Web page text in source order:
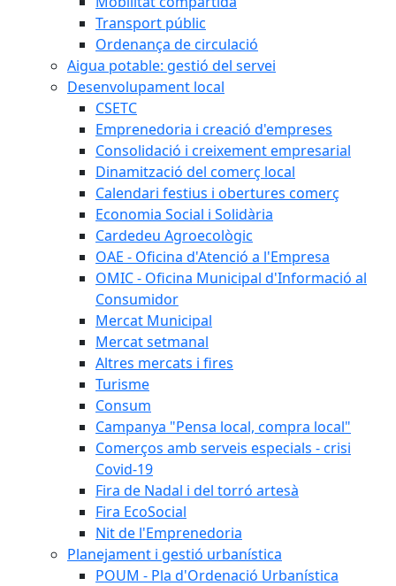
Transport públic
Ordenança de circulació
Aigua potable: gestió del servei
Desenvolupament local
CSETC
Emprenedoria i creació d'empreses
Consolidació i creixement empresarial
Dinamització del comerç local
Calendari festius i obertures comerç
Economia Social i Solidària
Cardedeu Agroecològic
OAE - Oficina d'Atenció a l'Empresa
OMIC - Oficina Municipal d'Informació al
Consumidor
Mercat Municipal
Mercat setmanal
Altres mercats i fires
Turisme
Consum
Campanya "Pensa local, compra local"
Comerços amb serveis especials - crisi
Covid-19
Fira de Nadal i del torró artesà
Fira EcoSocial
Nit de l'Emprenedoria
Planejament i gestió urbanística
POUM - Pla d'Ordenació Urbanística